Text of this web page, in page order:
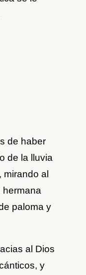
de haber
de la lluvia
al
hermana
paloma y
al Dios
y